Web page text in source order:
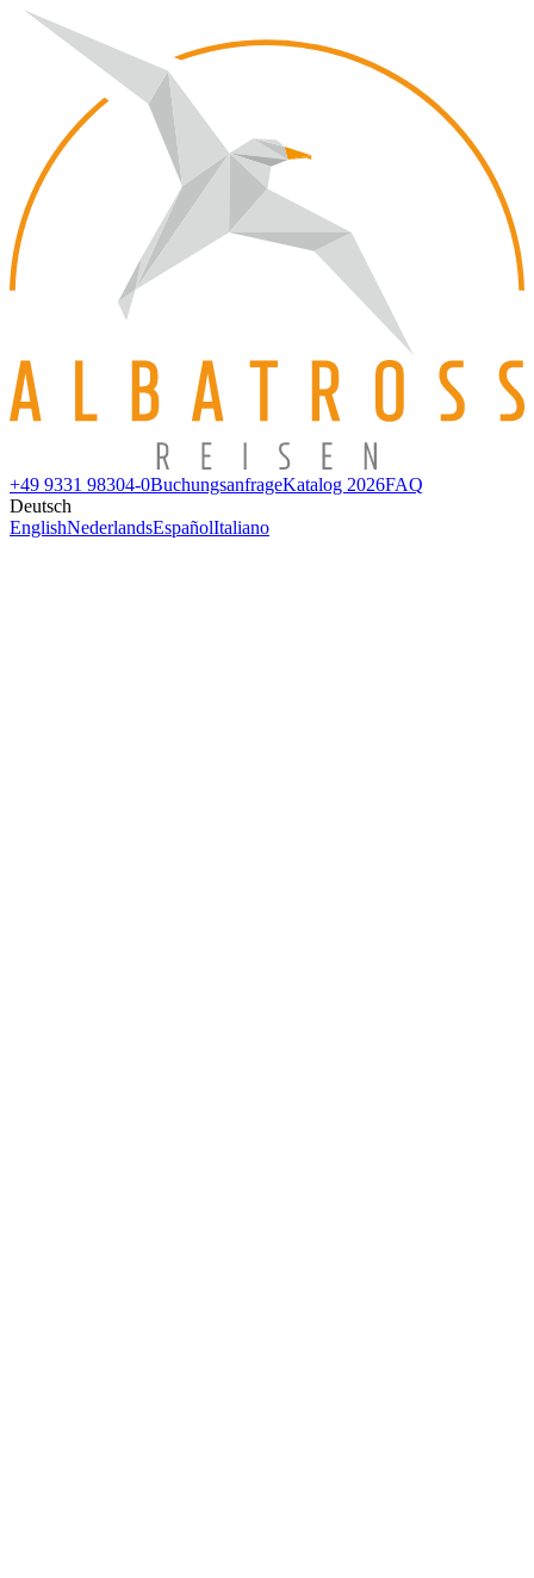
+49 9331 98304-0BuchungsanfrageKatalog 2026FAQ
Deutsch
EnglishNederlandsEspañolItaliano